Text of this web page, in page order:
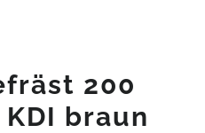
200
KDI braun